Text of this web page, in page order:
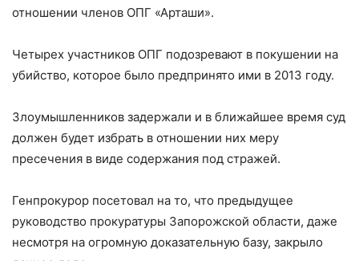
отношении членов ОПГ «Арташи».
Четырех участников ОПГ подозревают в покушении на
убийство, которое было предпринято ими в 2013 году.
Злоумышленников задержали и в ближайшее время суд
должен будет избрать в отношении них меру
пресечения в виде содержания под стражей.
Генпрокурор посетовал на то, что предыдущее
руководство прокуратуры Запорожской области, даже
несмотря на огромную доказательную базу, закрыло